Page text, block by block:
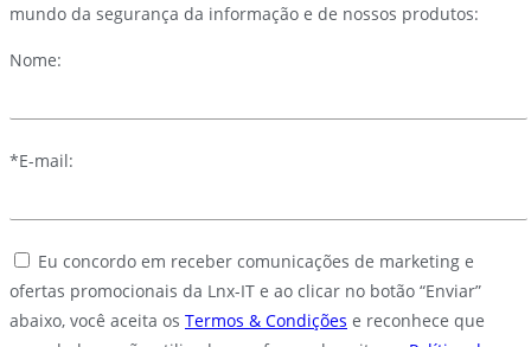
mundo da segurança da informação e de nossos produtos:
Nome:
*E-mail:
Eu concordo em receber comunicações de marketing e
ofertas promocionais da Lnx-IT e ao clicar no botão “Enviar”
abaixo, você aceita os Termos & Condições e reconhece que